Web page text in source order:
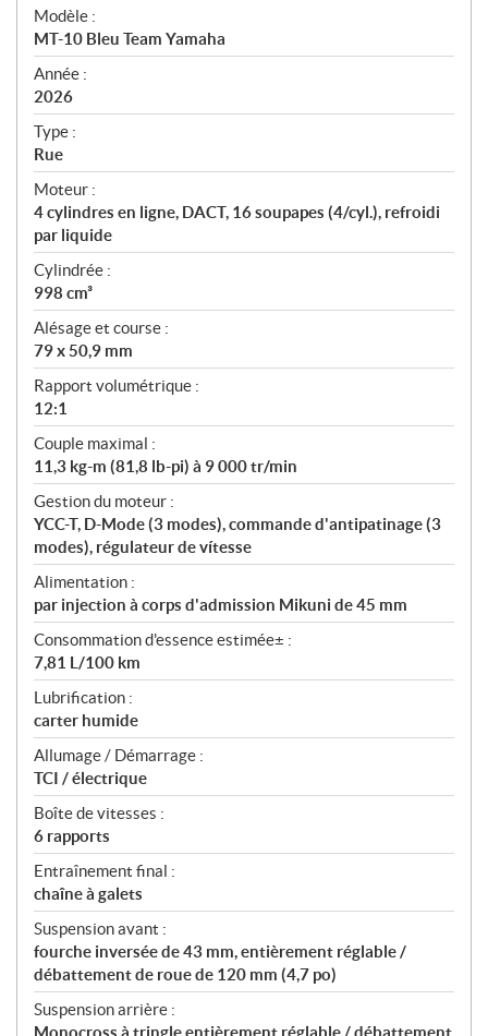
c
i
f
i
c
a
t
i
o
n
s
Modèle :
MT-10 Bleu Team Yamaha
Année :
2026
Type :
Rue
Moteur :
4 cylindres en ligne, DACT, 16 soupapes (4/cyl.), refroidi
par liquide
Cylindrée :
998 cm³
Alésage et course :
79 x 50,9 mm
Rapport volumétrique :
12:1
Couple maximal :
11,3 kg-m (81,8 lb-pi) à 9 000 tr/min
Gestion du moteur :
YCC-T, D-Mode (3 modes), commande d'antipatinage (3
modes), régulateur de vítesse
Alimentation :
par injection à corps d'admission Mikuni de 45 mm
Consommation d'essence estimée± :
7,81 L/100 km
Lubrification :
carter humide
Allumage / Démarrage :
TCI / électrique
Boîte de vitesses :
6 rapports
Entraînement final :
chaîne à galets
Suspension avant :
fourche inversée de 43 mm, entièrement réglable /
débattement de roue de 120 mm (4,7 po)
Suspension arrière :
Monocross à tringle entièrement réglable / débattement